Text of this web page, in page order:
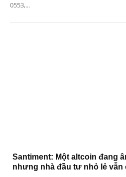
0553,...
Santiment: Một altcoin đang
nhưng nhà đầu tư nhỏ lẻ vẫn